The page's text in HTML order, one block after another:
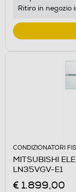
Ritiro in negozio
CONDIZIONATORI
MITSUBISHI ELECTRIC - Kit MUZ-LN35-2/MSZ-
LN35VGV-E1
€ 1.899,00